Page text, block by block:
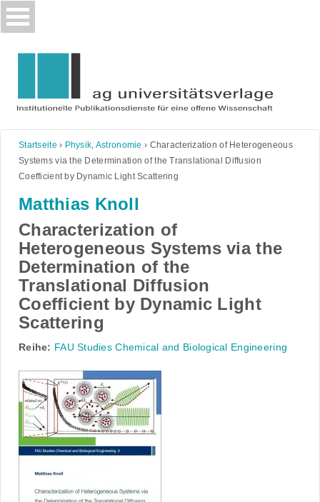
Skip
to
Startseite › Physik, Astronomie › Characterization of Heterogeneous
Systems via the Determination of the Translational Diffusion
Coefficient by Dynamic Light Scattering
Matthias Knoll
Characterization of
Heterogeneous Systems via the
Determination of the
Translational Diffusion
Coefficient by Dynamic Light
Scattering
Reihe: FAU Studies Chemical and Biological Engineering